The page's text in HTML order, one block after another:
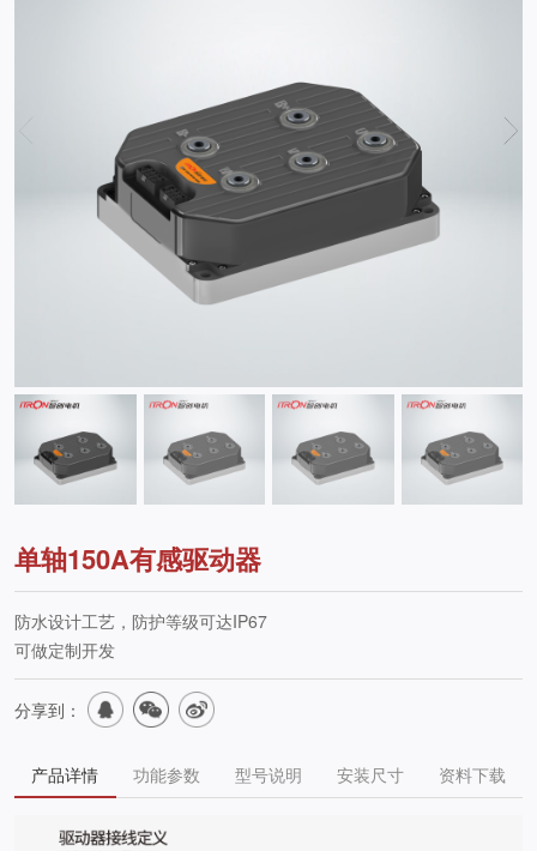
单轴150A有感驱动器
防水设计工艺，防护等级可达IP67
可做定制开发
分享到：
产品详情 功能参数 型号说明 安装尺寸 资料下载